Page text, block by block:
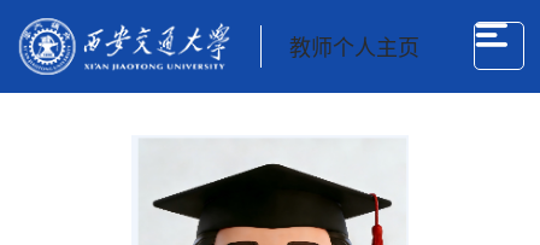
教师个人主页